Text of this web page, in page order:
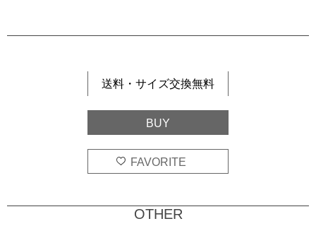
送料・サイズ交換無料
OTHER